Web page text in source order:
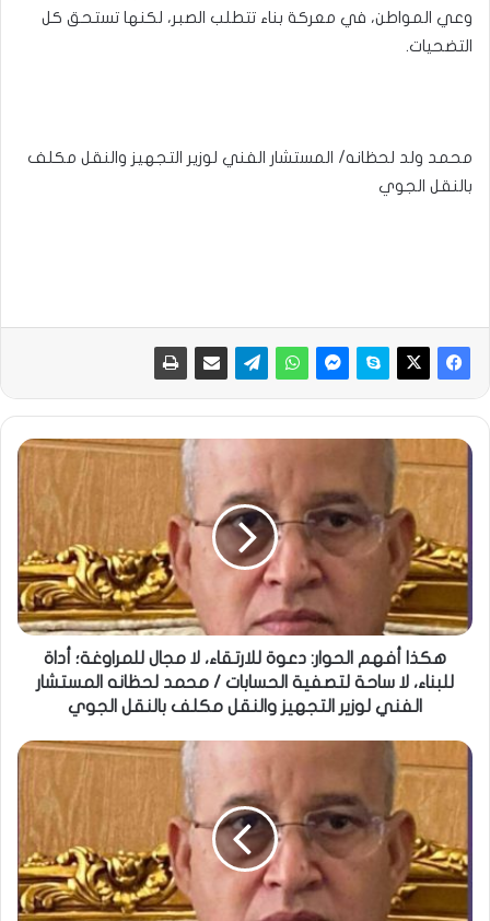
وعي المواطن، في معركة بناء تتطلب الصبر، لكنها تستحق كل
التضحيات.
محمد ولد لحظانه/ المستشار الفني لوزير التجهيز والنقل مكلف
بالنقل الجوي
هكذا أفهم الحوار: دعوة للارتقاء، لا مجال للمراوغة؛ أداة
للبناء، لا ساحة لتصفية الحسابات / محمد لحظانه المستشار
الفني لوزير التجهيز والنقل مكلف بالنقل الجوي